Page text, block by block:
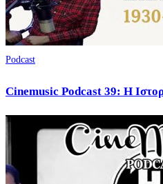
Podcast
Cinemusic Podcast 39: Η